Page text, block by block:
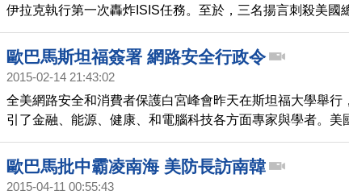
伊拉克執行第一次轟炸ISIS任務。至於，三名揚言刺殺美國
馬、企圖加入恐怖組織伊斯蘭國的男子，已經遭到聯邦調查
捕。
歐巴馬斯坦福簽署 網路安全行政令
2015-02-14 21:43:02
全美網路安全和消費者保護白宮峰會昨天在斯坦福大學舉行
引了金融、能源、健康、和電腦科技各方面專家與學者。美
巴馬，到場演說後，也簽署了一項安全保護消費者行政命令
現場報導。
歐巴馬批中霸凌南海 美防長訪南韓
2015-04-11 00:55:43